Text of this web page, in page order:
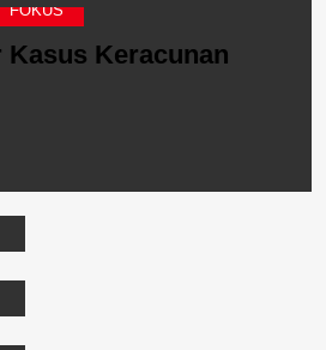
KASUS
Tindakan Judi
Indonesia 5 Orang